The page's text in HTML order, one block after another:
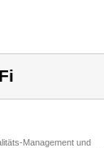
Management und